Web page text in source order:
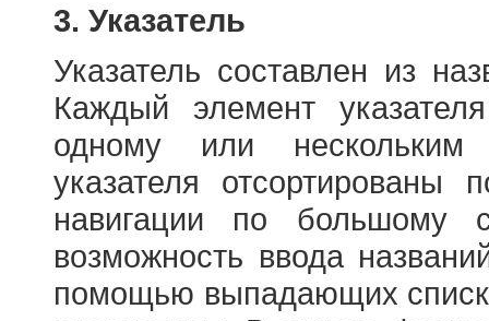
3. Указатель
Указатель составлен из
Каждый элемент
одному или
указателя отсортированы
навигации по большому
возможность ввода
помощью выпадающих